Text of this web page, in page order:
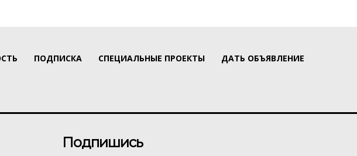
ПОДПИСКА СПЕЦИАЛЬНЫЕ ПРОЕКТЫ ДАТЬ ОБЪЯВЛЕНИЕ
Подпишись